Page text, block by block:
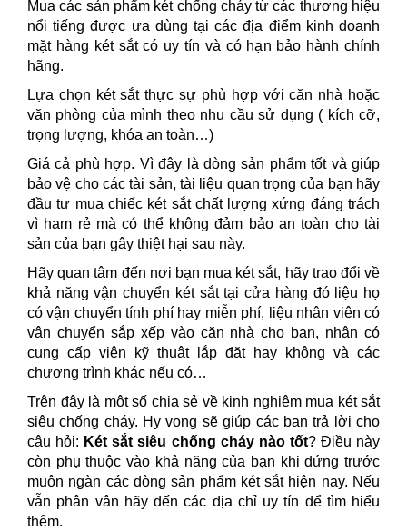
Mua các sản phẩm két chống cháy từ các thương hiệu
nổi tiếng được ưa dùng tại các địa điểm kinh doanh
mặt hàng két sắt có uy tín và có hạn bảo hành chính
hãng.
Lựa chọn két sắt thực sự phù hợp với căn nhà hoặc
văn phòng của mình theo nhu cầu sử dụng ( kích cỡ,
trọng lượng, khóa an toàn…)
Giá cả phù hợp. Vì đây là dòng sản phẩm tốt và giúp
bảo vệ cho các tài sản, tài liệu quan trọng của bạn hãy
đầu tư mua chiếc két sắt chất lượng xứng đáng trách
vì ham rẻ mà có thể không đảm bảo an toàn cho tài
sản của bạn gây thiệt hại sau này.
Hãy quan tâm đến nơi bạn mua két sắt, hãy trao đổi về
khả năng vận chuyển két sắt tại cửa hàng đó liệu họ
có vận chuyển tính phí hay miễn phí, liệu nhân viên có
vận chuyển sắp xếp vào căn nhà cho bạn, nhân có
cung cấp viên kỹ thuật lắp đặt hay không và các
chương trình khác nếu có…
Trên đây là một số chia sẻ về kinh nghiệm mua két sắt
siêu chống cháy. Hy vọng sẽ giúp các bạn trả lời cho
câu hỏi: Két sắt siêu chống cháy nào tốt? Điều này
còn phụ thuộc vào khả năng của bạn khi đứng trước
muôn ngàn các dòng sản phẩm két sắt hiện nay. Nếu
vẫn phân vân hãy đến các địa chỉ uy tín để tìm hiểu
thêm.